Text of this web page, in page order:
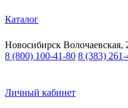
Каталог
Новосибирск Волочаевская,
8 (800) 100-41-80 8 (383)
Личный кабинет